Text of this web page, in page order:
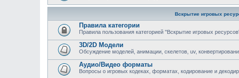
Вскрытие игровых
Правила категории
Правила пользования категорией "Вскрытие игровых
3D/2D Модели
Обсуждение моделей, анимации, скелетов, uv,
Аудио/Видео форматы
Вопросы о игровых кодеках, форматах, кодирование и